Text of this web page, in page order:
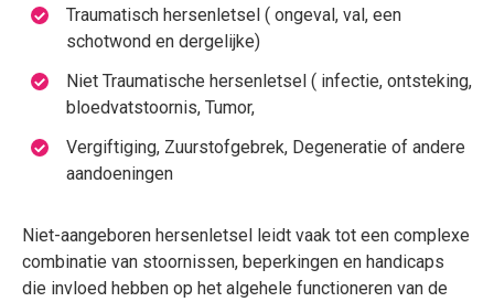
Traumatisch hersenletsel ( ongeval, val, een
schotwond en dergelijke)
Niet Traumatische hersenletsel ( infectie, ontsteking,
bloedvatstoornis, Tumor,
Vergiftiging, Zuurstofgebrek, Degeneratie of andere
aandoeningen
Niet-aangeboren hersenletsel leidt vaak tot een complexe
combinatie van stoornissen, beperkingen en handicaps
die invloed hebben op het algehele functioneren van de